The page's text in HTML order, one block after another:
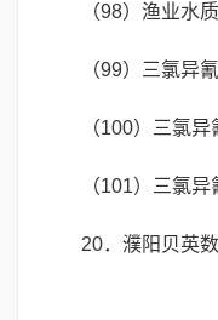
（98）渔业水
（99）三氯异
（100）三氯
（101）三氯
20．濮阳贝英